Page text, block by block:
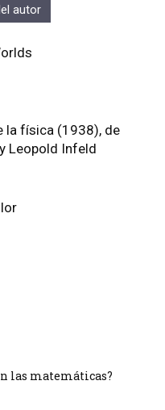
autor
la física (1938), de
Leopold Infeld
las matemáticas?